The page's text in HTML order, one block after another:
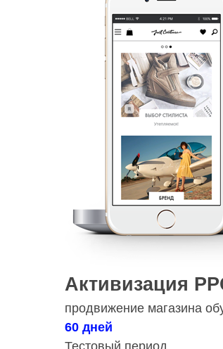
Активизация
продвижение магазина
60 дней
Тестовый период